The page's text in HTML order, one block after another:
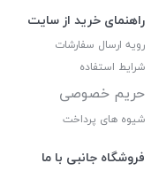
راهنمای خرید از سایت
رویه ارسال سفارشات
شرایط استفاده
حریم خصوصی
شیوه های پرداخت
فروشگاه جانبی با ما